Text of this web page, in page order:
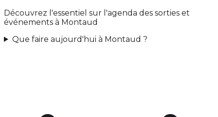
Découvrez l'essentiel sur l'agenda des sorties et
événements à Montaud
Que faire aujourd'hui à Montaud ?